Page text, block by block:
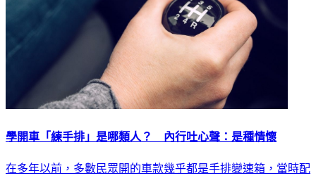
學開車「練手排」是哪類人？ 內行吐心聲：是種情懷
在多年以前，多數民眾開的車款幾乎都是手排變速箱，當時配